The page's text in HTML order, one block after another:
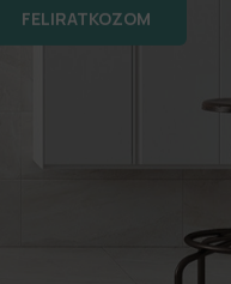
FELIRATKOZOM